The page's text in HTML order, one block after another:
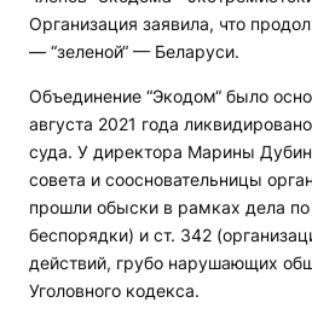
Организация заявила, что
— “зеленой“ — Беларуси.
Объединение “Экодом“ было
августа 2021 года
суда. У директора Марины
совета и соосновательницы
прошли обыски в рамках дела
беспорядки) и ст. 342
действий, грубо нарушающих
Уголовного кодекса.